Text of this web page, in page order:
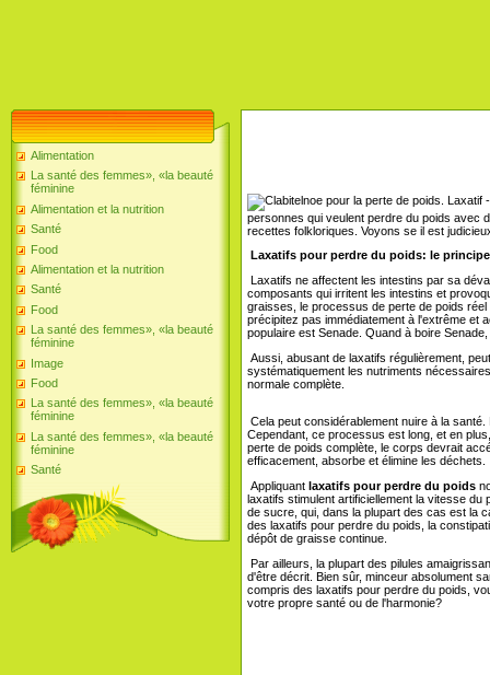
Alimentation
La santé des femmes», «la beauté
féminine
Alimentation et la nutrition
Santé
Food
Alimentation et la nutrition
Santé
Food
La santé des femmes», «la beauté
féminine
Image
Food
La santé des femmes», «la beauté
féminine
La santé des femmes», «la beauté
féminine
Santé
Laxatif
personnes qui veulent perdre du poids avec
recettes folkloriques. Voyons se il est
Laxatifs pour perdre du poids: le
Laxatifs ne affectent les intestins par sa
composants qui irritent les intestins et
graisses, le processus de perte de poids
précipitez pas immédiatement à l'extrême et
populaire est Senade. Quand à boire
Aussi, abusant de laxatifs régulièrement,
systématiquement les nutriments
normale complète.
Cela peut considérablement nuire à la
Cependant, ce processus est long, et en
perte de poids complète, le corps devrait
efficacement, absorbe et élimine les déchets.
Appliquant laxatifs pour perdre du poids
laxatifs stimulent artificiellement la vitesse
de sucre, qui, dans la plupart des cas est la
des laxatifs pour perdre du poids, la
dépôt de graisse continue.
Par ailleurs, la plupart des pilules
d'être décrit. Bien sûr, minceur absolument
compris des laxatifs pour perdre du poids,
votre propre santé ou de l'harmonie?